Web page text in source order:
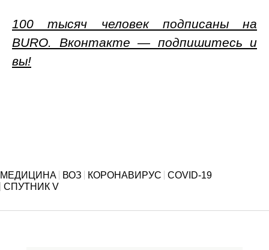
100 тысяч человек подписаны на
BURO. Вконтакте — подпишитесь и
вы!
МЕДИЦИНА ВОЗ КОРОНАВИРУС
COVID-19
СПУТНИК V